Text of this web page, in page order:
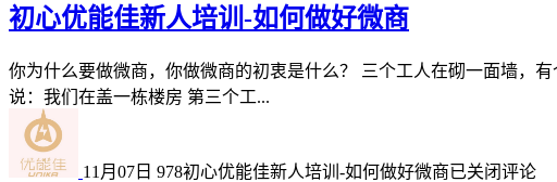
初心优能佳新人培训-如何做好微商
你为什么要做微商，你做微商的初衷是什么？ 三个工人在砌一面墙，
说：我们在盖一栋楼房 第三个工...
11月07日 978初心优能佳新人培训-如何做好微商已关闭评论